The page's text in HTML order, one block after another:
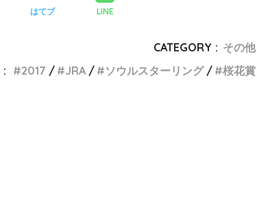
はてブ LINE
CATEGORY : その他
:
2017 JRA ソウルスターリング 桜花賞